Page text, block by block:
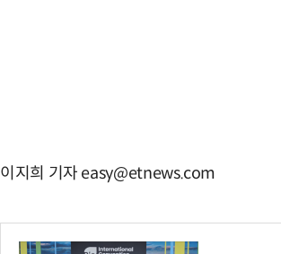
이지희 기자 easy@etnews.com